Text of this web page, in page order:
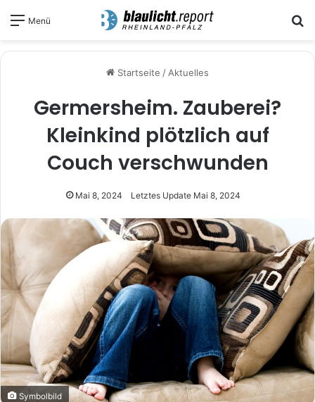
Menü
Startseite / Aktuelles
Germersheim. Zauberei?
Kleinkind plötzlich auf
Couch verschwunden
Mai 8, 2024 Letztes Update Mai 8, 2024
Symbolbild